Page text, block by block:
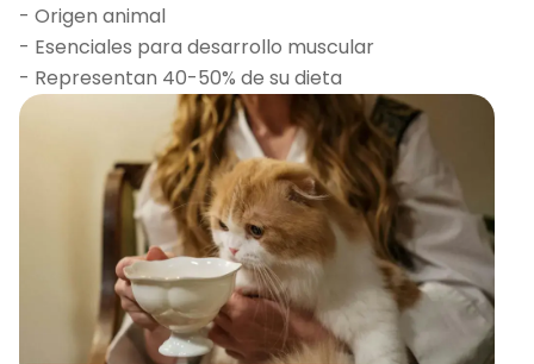
- Origen animal
- Esenciales para desarrollo muscular
- Representan 40-50% de su dieta